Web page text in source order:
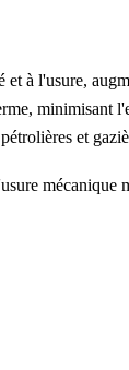
à l'usure,
minimisant
et